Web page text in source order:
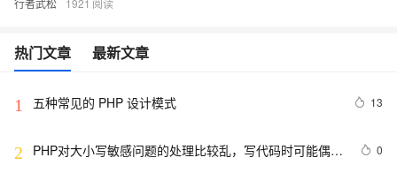
行者武松 1921
热门文章 最新文章
1 五种常见的 PHP 设计模式 13
2
PHP对大小写敏感问题的处理比较乱，写代码时可能偶尔
0